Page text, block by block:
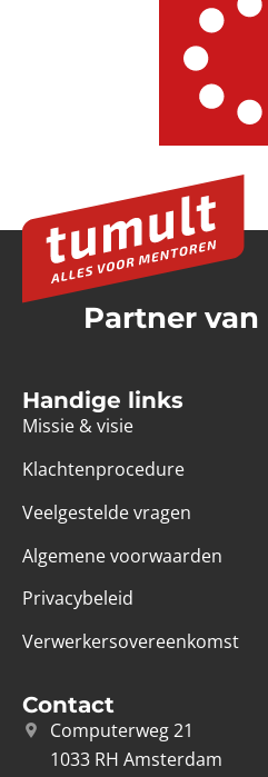
Partner
Handige links
Missie & visie
Klachtenprocedure
Veelgestelde vragen
Algemene voorwaarden
Privacybeleid
Verwerkersovereenkomst
Contact
Computerweg 21
1033 RH Amsterdam